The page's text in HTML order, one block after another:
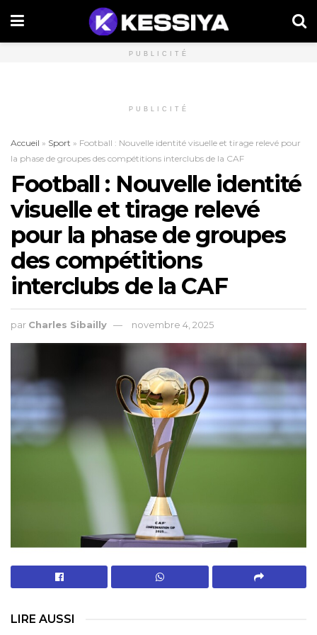
PUBLICITÉ
PUBLICITÉ
Accueil » Sport » Football : Nouvelle identité visuelle et tirage relevé pour
la phase de groupes des compétitions interclubs de la CAF
Football : Nouvelle identité
visuelle et tirage relevé
pour la phase de groupes
des compétitions
interclubs de la CAF
par Charles Sibailly novembre 4, 2025
LIRE AUSSI